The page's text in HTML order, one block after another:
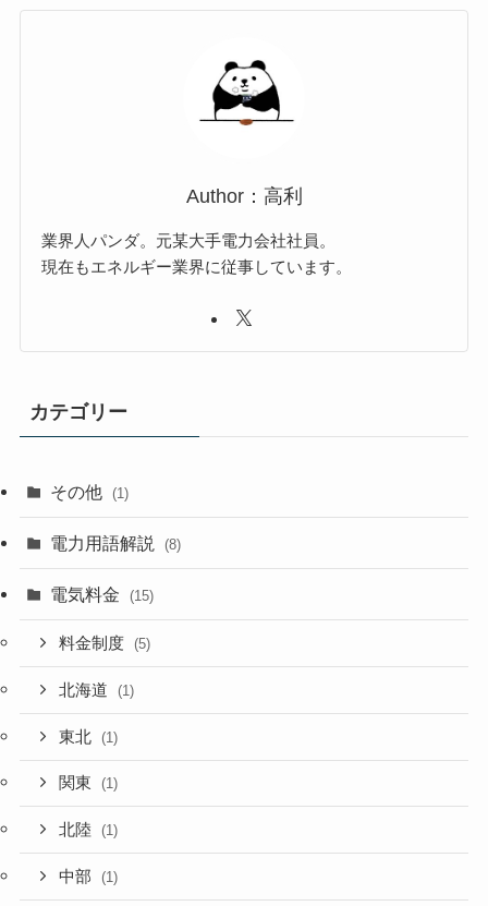
Author：高利
業界人パンダ。元某大手電力会社社員。
現在もエネルギー業界に従事しています。
カテゴリー
その他 (1)
電力用語解説 (8)
電気料金 (15)
料金制度 (5)
北海道 (1)
東北 (1)
関東 (1)
北陸 (1)
中部 (1)